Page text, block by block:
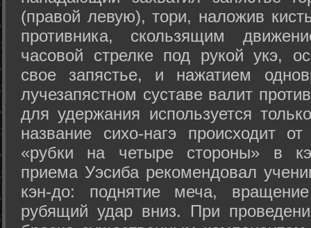
(правой левую), тори, наложив
противника, скользящим
часовой стрелке под рукой укэ,
свое запястье, и нажатием
лучезапястном суставе валит
для удержания используется
название сихо-нагэ происходит
«рубки на четыре стороны» в
приема Уэсиба рекомендовал
кэн-до: поднятие меча,
рубящий удар вниз. При